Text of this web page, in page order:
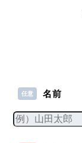
任意 名前